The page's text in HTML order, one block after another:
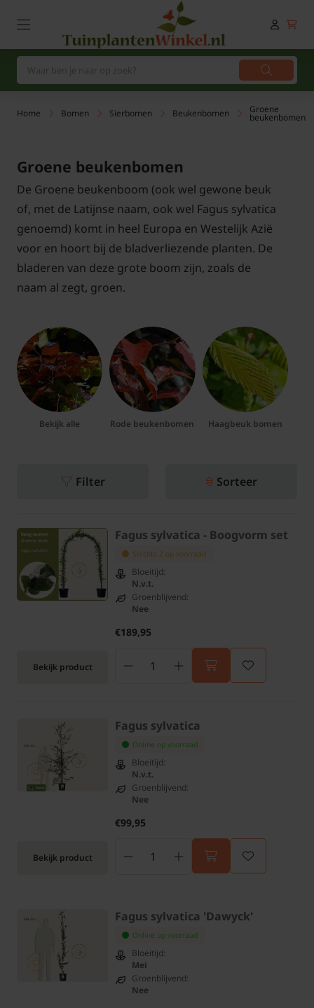
Home Bomen Sierbomen Beukenbomen Groene
beukenbomen
Groene beukenbomen
De Groene beukenboom (ook wel gewone beuk
of, met de Latijnse naam, ook wel Fagus sylvatica
genoemd) komt in heel Europa en Westelijk Azië
voor en hoort bij de bladverliezende planten. De
bladeren van deze grote boom zijn, zoals de
naam al zegt, groen.
Bekijk alle Rode beukenbomen Haagbeuk bomen
Filter Sorteer
Bekijk product
Fagus sylvatica - Boogvorm set
Slechts 2 op voorraad
Bloeitijd:
N.v.t.
Groenblijvend:
Nee
€189,95
Bekijk product
Fagus sylvatica
Online op voorraad
Bloeitijd:
N.v.t.
Groenblijvend:
Nee
€99,95
Fagus sylvatica 'Dawyck'
Online op voorraad
Bloeitijd:
Mei
Groenblijvend:
Nee